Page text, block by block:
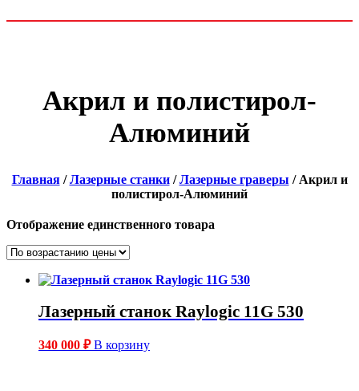
Акрил и полистирол-
Алюминий
Главная/Лазерные станки/Лазерные граверы / Акрил и
полистирол-Алюминий
Отображение единственного товара
Лазерный станок Raylogic 11G 530
340 000 ₽ В корзину